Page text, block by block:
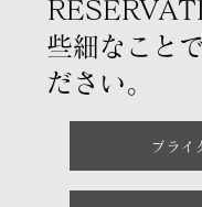
些細なこと
ださい。
ブライ